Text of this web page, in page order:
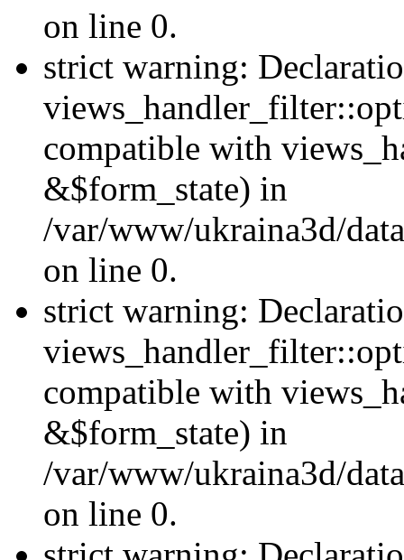
on line 0.
strict warning:
compatible with
&$form_state) in
/var/www/ukraina3d/
on line 0.
strict warning:
compatible with
&$form_state) in
/var/www/ukraina3d/
on line 0.